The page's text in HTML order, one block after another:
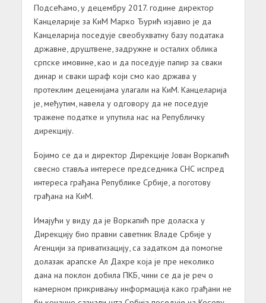
Подсећамо, у децембру 2017. године директор
Канцеларије за КиМ Марко Ђурић изјавио је да
Канцеларија поседује свеобухватну базу података
државне, друштвене, задружне и осталих облика
српске имовине, као и да поседује папир за сваки
динар и сваки шраф који смо као држава у
протеклим деценијама улагали на КиМ. Канцеларија
је, међутим, навела у одговору да не поседује
тражене податке и упутила нас на Републичку
дирекцију.
Бојимо се да и директор Дирекције Јован Воркапић
свесно ставља интересе председника СНС испред
интереса грађана Републике Србије, а поготову
грађана на КиМ.
Имајући у виду да је Воркапић пре доласка у
Дирекцију био правни саветник Владе Србије у
Агенцији за приватизацију, са задатком да помогне
долазак арапске Ал Дахре која је пре неколико
дана на поклон добила ПКБ, чини се да је реч о
намерном прикривању информација како грађани не